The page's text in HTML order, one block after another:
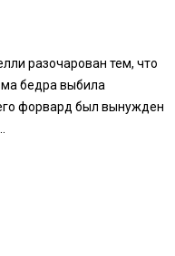
разочарован тем, что
бедра выбила
форвард был вынужден